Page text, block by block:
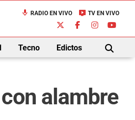
mic RADIO EN VIVO live_tv TV EN VIVO
Tecno Edictos
BUSCAR
alambre